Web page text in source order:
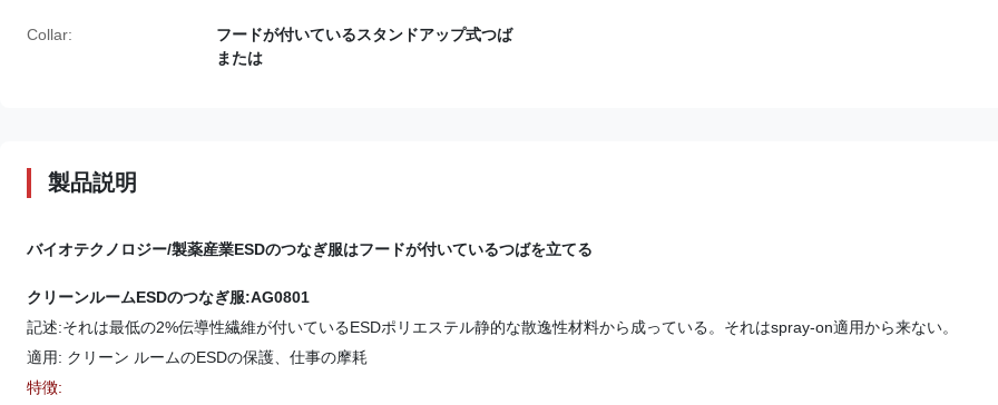
Collar:
フードが付いているスタンドアップ式つば
または
製品説明
バイオテクノロジー/製薬産業ESDのつなぎ服はフードが付いているつばを立てる
クリーンルームESDのつなぎ服:AG0801
記述:それは最低の2%伝導性繊維が付いているESDポリエステル静的な散逸性材料から成っている。それはspray-on適用から来ない。
適用: クリーン ルームのESDの保護、仕事の摩耗
特徴: